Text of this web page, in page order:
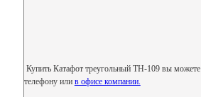
Купить Катафот треугольный ТН-109 вы можете
телефону или в офисе компании.